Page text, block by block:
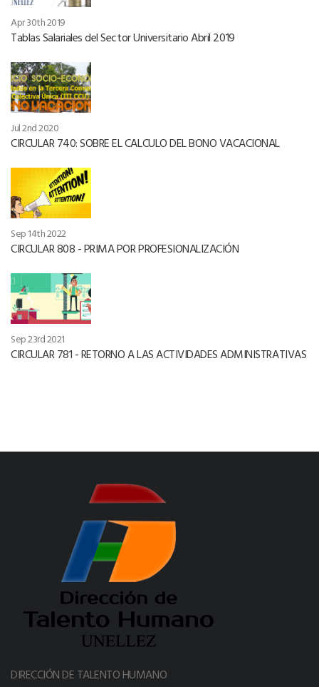
Apr 30th 2019
Tablas Salariales del Sector Universitario Abril 2019
Jul 2nd 2020
CIRCULAR 740: SOBRE EL CALCULO DEL BONO VACACIONAL
Sep 14th 2022
CIRCULAR 808 - PRIMA POR PROFESIONALIZACIÓN
Sep 23rd 2021
CIRCULAR 781 - RETORNO A LAS ACTIVIDADES ADMINISTRATIVAS
DIRECCIÓN DE TALENTO HUMANO